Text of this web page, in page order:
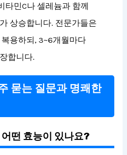
타민C나 셀레늄과 함께
상승합니다. 전문가들은
용하되, 3~6개월마다
합니다.
묻는 질문과 명쾌한
떤 효능이 있나요?